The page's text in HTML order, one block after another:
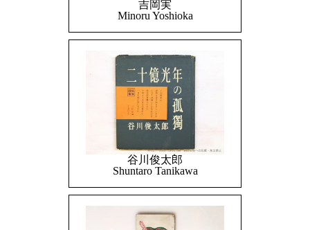
吉岡実
Minoru Yoshioka
谷川俊太郎
Shuntaro Tanikawa